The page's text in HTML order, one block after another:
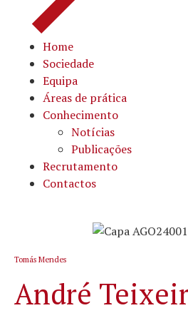
Home
Sociedade
Equipa
Áreas de prática
Conhecimento
Notícias
Publicações
Recrutamento
Contactos
Tomás Mendes
André